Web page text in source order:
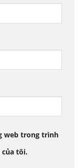
web trong trình
tôi.